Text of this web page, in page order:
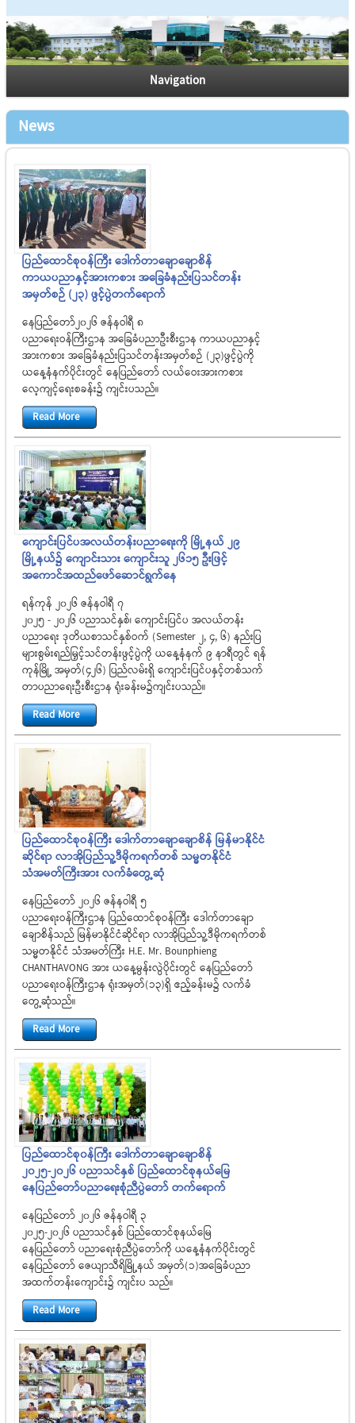
Navigation
News
ပြည်ထောင်စုဝန်ကြီး ဒေါက်တာချောချောစိန်
ကာယပညာနှင့်အားကစား အခြေခံနည်းပြသင်တန်း
အမှတ်စဉ် (၂၃) ဖွင့်ပွဲတက်ရောက်
နေပြည်တော်၂၀၂၆ ဇန်နဝါရီ ၈
ပညာရေးဝန်ကြီးဌာန အခြေခံပညာဦးစီးဌာန ကာယပညာနှင့်
အားကစား အခြေခံနည်းပြသင်တန်းအမှတ်စဉ် (၂၃)ဖွင့်ပွဲကို
ယနေ့နံနက်ပိုင်းတွင် နေပြည်တော် လယ်ဝေးအားကစား
လေ့ကျင့်ရေးစခန်း၌ ကျင်းပသည်။
Read More
ကျောင်းပြင်ပအလယ်တန်းပညာရေးကို မြို့နယ် ၂၉
မြို့နယ်၌ ကျောင်းသား ကျောင်းသူ ၂၆၁၅ ဦးဖြင့်
အကောင်အထည်ဖော်ဆောင်ရွက်နေ
ရန်ကုန် ၂၀၂၆ ဇန်နဝါရီ ၇
၂၀၂၅ - ၂၀၂၆ ပညာသင်နှစ်၊ ကျောင်းပြင်ပ အလယ်တန်း
ပညာရေး ဒုတိယစာသင်နှစ်ဝက် (Semester 2, 4, 6) နည်းပြ
များစွမ်းရည်မြှင့်သင်တန်းဖွင့်ပွဲကို ယနေ့နံနက် ၉ နာရီတွင် ရန်
ကုန်မြို့ အမှတ်(၄၂၆) ပြည်လမ်းရှိ ကျောင်းပြင်ပနှင့်တစ်သက်
တာပညာရေးဦးစီးဌာန ရုံးခန်းမ၌ကျင်းပသည်။
Read More
ပြည်ထောင်စုဝန်ကြီး ဒေါက်တာချောချောစိန် မြန်မာနိုင်ငံ
ဆိုင်ရာ လာအိုပြည်သူ့ဒီမိုကရက်တစ် သမ္မတနိုင်ငံ
သံအမတ်ကြီးအား လက်ခံတွေ့ဆုံ
နေပြည်တော် ၂၀၂၆ ဇန်နဝါရီ ၅
ပညာရေးဝန်ကြီးဌာန ပြည်ထောင်စုဝန်ကြီး ဒေါက်တာချော
ချောစိန်သည် မြန်မာနိုင်ငံဆိုင်ရာ လာအိုပြည်သူ့ဒီမိုကရက်တစ်
သမ္မတနိုင်ငံ သံအမတ်ကြီး H.E. Mr. Bounphieng
CHANTHAVONG အား ယနေ့မွန်းလွဲပိုင်းတွင် နေပြည်တော်
ပညာရေးဝန်ကြီးဌာန ရုံးအမှတ်(၁၃)ရှိ ဧည့်ခန်းမ၌ လက်ခံ
တွေ့ဆုံသည်။
Read More
ပြည်ထောင်စု၀န်ကြီး ဒေါက်တာချောချောစိန်
၂၀၂၅-၂၀၂၆ ပညာသင်နှစ် ပြည်ထောင်စုနယ်မြေ
နေပြည်တော်ပညာရေးစုံညီပွဲတော် တက်ရောက်
နေပြည်တော် ၂၀၂၆ ဇန်နဝါရီ ၃
၂၀၂၅-၂၀၂၆ ပညာသင်နှစ် ပြည်ထောင်စုနယ်မြေ
နေပြည်တော် ပညာရေးစုံညီပွဲတော်ကို ယနေ့နံနက်ပိုင်းတွင်
နေပြည်တော် ဇေယျာသီရိမြို့နယ် အမှတ်(၁)အခြေခံပညာ
အထက်တန်းကျောင်း၌ ကျင်းပ သည်။
Read More